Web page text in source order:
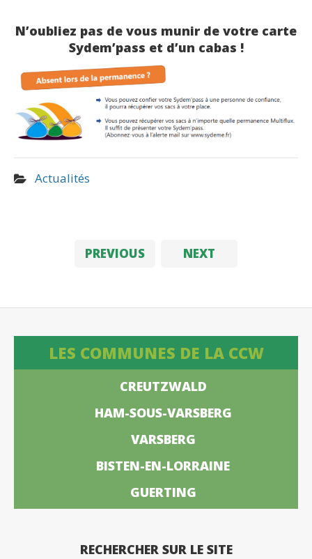
N’oubliez pas de vous munir de votre carte
Sydem’pass et d’un cabas !
Actualités
PREVIOUS NEXT
LES COMMUNES DE LA CCW
CREUTZWALD
HAM-SOUS-VARSBERG
VARSBERG
BISTEN-EN-LORRAINE
GUERTING
RECHERCHER SUR LE SITE